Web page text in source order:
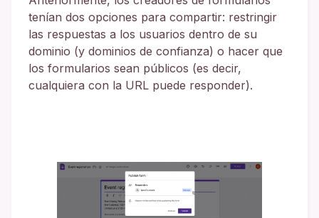
tenían dos opciones para compartir: restringir
las respuestas a los usuarios dentro de su
dominio (y dominios de confianza) o hacer que
los formularios sean públicos (es decir,
cualquiera con la URL puede responder).